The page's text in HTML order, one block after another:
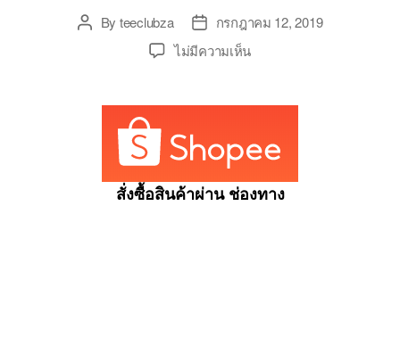
PostBy teeclubza
Postกรกฎาคม 12, 2019
ไม่มีความเห็นบน
นวด
แก้
หงอก
สั่งซื้อสินค้าผ่าน ช่องทาง